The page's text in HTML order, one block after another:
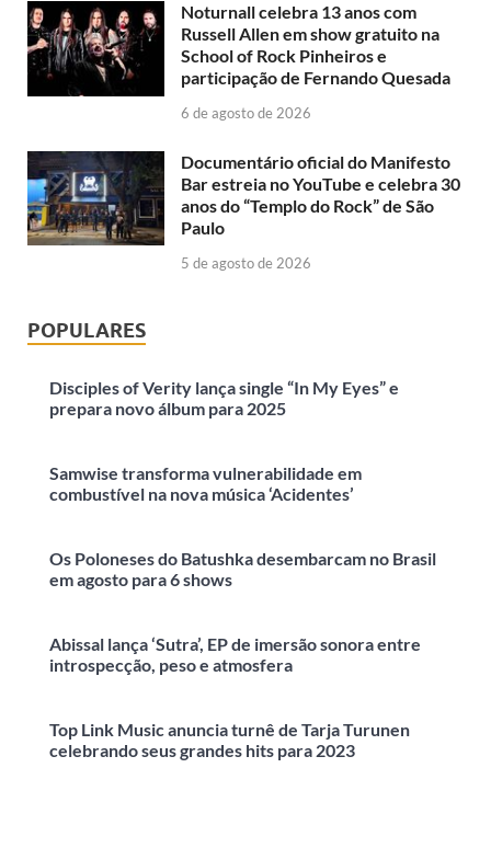
Noturnall celebra 13 anos com
Russell Allen em show gratuito na
School of Rock Pinheiros e
participação de Fernando Quesada
6 de agosto de 2026
Documentário oficial do Manifesto
Bar estreia no YouTube e celebra 30
anos do “Templo do Rock” de São
Paulo
5 de agosto de 2026
POPULARES
Disciples of Verity lança single “In My Eyes” e
prepara novo álbum para 2025
Samwise transforma vulnerabilidade em
combustível na nova música ‘Acidentes’
Os Poloneses do Batushka desembarcam no Brasil
em agosto para 6 shows
Abissal lança ‘Sutra’, EP de imersão sonora entre
introspecção, peso e atmosfera
Top Link Music anuncia turnê de Tarja Turunen
celebrando seus grandes hits para 2023